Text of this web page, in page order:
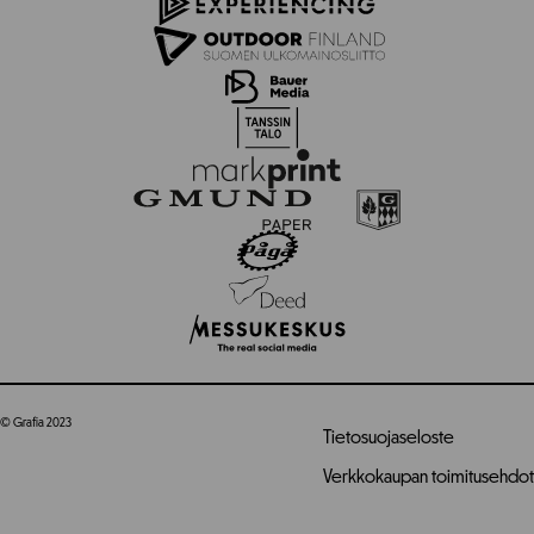
© Grafia 2023
Tietosuojaseloste
Verkkokaupan toimitusehdot